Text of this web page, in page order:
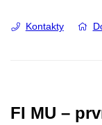
Kontakty
FI MU –